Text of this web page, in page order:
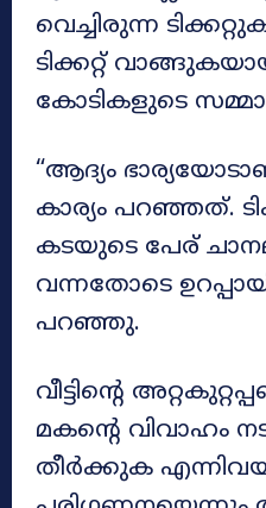
വെച്ചിരുന്ന
ടിക്കറ്റ്
കോടികളുടെ
“ആദ്യം
കാര്യം പറഞ്ഞത്.
കടയുടെ പേര്
വന്നതോടെ
പറഞ്ഞു.
വീട്ടിന്റെ
മകന്റെ വിവാഹം
തീർക്കുക